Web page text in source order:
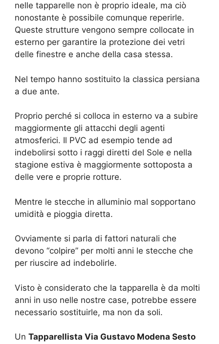
nelle tapparelle non è proprio ideale, ma ciò
nonostante è possibile comunque reperirle.
Queste strutture vengono sempre collocate in
esterno per garantire la protezione dei vetri
delle finestre e anche della casa stessa.
Nel tempo hanno sostituito la classica persiana
a due ante.
Proprio perché si colloca in esterno va a subire
maggiormente gli attacchi degli agenti
atmosferici. Il PVC ad esempio tende ad
indebolirsi sotto i raggi diretti del Sole e nella
stagione estiva è maggiormente sottoposta a
delle vere e proprie rotture.
Mentre le stecche in alluminio mal sopportano
umidità e pioggia diretta.
Ovviamente si parla di fattori naturali che
devono “colpire” per molti anni le stecche che
per riuscire ad indebolirle.
Visto è considerato che la tapparella è da molti
anni in uso nelle nostre case, potrebbe essere
necessario sostituirle, ma non da soli.
Un Tapparellista Via Gustavo Modena Sesto